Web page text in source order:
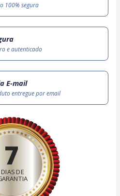
100% segura
e autenticado
E-mail
entregue por email
7
DIAS DE